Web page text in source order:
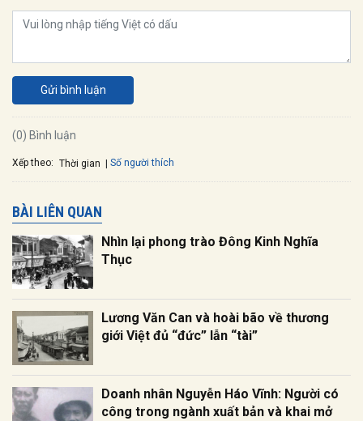
Gửi bình luận
(0) Bình luận
Xếp theo: Thời gian Số người thích
BÀI LIÊN QUAN
Nhìn lại phong trào Đông Kinh Nghĩa
Thục
Lương Văn Can và hoài bão về thương
giới Việt đủ “đức” lẫn “tài”
Doanh nhân Nguyễn Háo Vĩnh: Người có
công trong ngành xuất bản và khai mở